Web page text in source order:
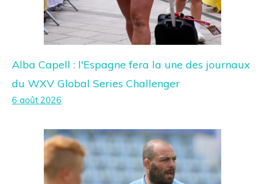
Alba Capell : l'Espagne fera la une des journaux
du WXV Global Series Challenger
6 août 2026